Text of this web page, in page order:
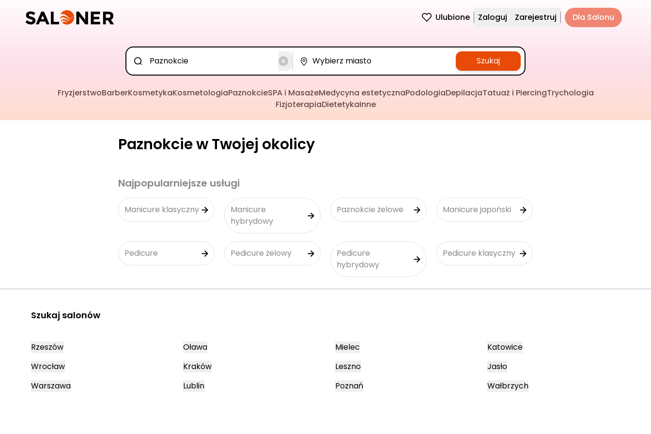
Ulubione Zaloguj Zarejestruj Dla Salonu
Szukaj
FryzjerstwoBarberKosmetykaKosmetologiaPaznokcieSPA i MasażeMedycyna estetycznaPodologiaDepilacjaTatuaż i PiercingTrychologia
FizjoterapiaDietetykaInne
Paznokcie w Twojej okolicy
Najpopularniejsze usługi
Manicure klasyczny
Manicure
hybrydowy
Paznokcie żelowe Manicure japoński
Pedicure Pedicure żelowy
Pedicure
hybrydowy
Pedicure klasyczny
Szukaj salonów
Rzeszów
Wrocław
Warszawa
Oława
Kraków
Lublin
Mielec
Leszno
Poznań
Katowice
Jasło
Wałbrzych